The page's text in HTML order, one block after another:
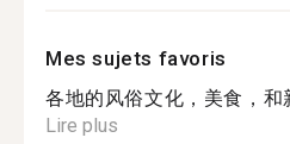
Mes sujets favoris
各地的风俗文化，美食，和
Lire plus